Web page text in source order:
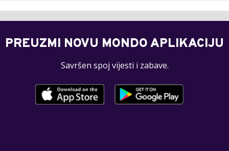
PREUZMI NOVU MONDO APLIKACIJU
Savršen spoj vijesti i zabave.